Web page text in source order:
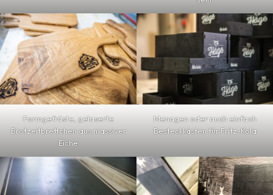
Formgefräste, gelaserte
Brotzeitbrettchen aus massiver
Eiche
Menagen oder auch einfach
Besteckkästen für Fritz-Kola